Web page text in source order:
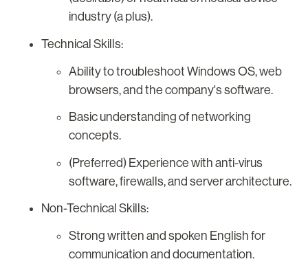
industry (a plus).
Technical Skills:
Ability to troubleshoot Windows OS, web
browsers, and the company's software.
Basic understanding of networking
concepts.
(Preferred) Experience with anti-virus
software, firewalls, and server architecture.
Non-Technical Skills:
Strong written and spoken English for
communication and documentation.